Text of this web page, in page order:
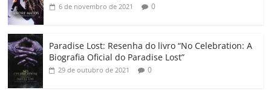
6 de novembro de 2021 0
Paradise Lost: Resenha do livro “No Celebration: A
Biografia Oficial do Paradise Lost”
29 de outubro de 2021 0